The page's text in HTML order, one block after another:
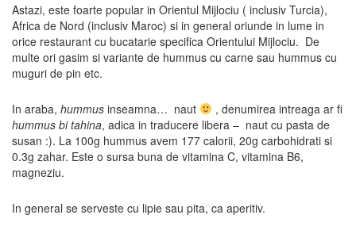
Astazi, este foarte popular in Orientul Mijlociu ( inclusiv Turcia),
Africa de Nord (inclusiv Maroc) si in general oriunde in lume in
orice restaurant cu bucatarie specifica Orientului Mijlociu. De
multe ori gasim si variante de hummus cu carne sau hummus cu
muguri de pin etc.
In araba, hummus inseamna… naut
, denumirea intreaga ar fi
hummus bi tahina, adica in traducere libera – naut cu pasta de
susan :). La 100g hummus avem 177 calorii, 20g carbohidrati si
0.3g zahar. Este o sursa buna de vitamina C, vitamina B6,
magneziu.
In general se serveste cu lipie sau pita, ca aperitiv.